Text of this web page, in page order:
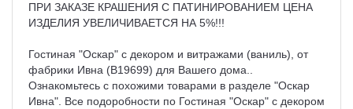
ПРИ ЗАКАЗЕ КРАШЕНИЯ С ПАТИНИРОВАНИЕМ ЦЕНА
ИЗДЕЛИЯ УВЕЛИЧИВАЕТСЯ НА 5%!!!
Гостиная "Оскар" с декором и витражами (ваниль), от
фабрики Ивна (B19699) для Вашего дома..
Ознакомьтесь с похожими товарами в разделе "Оскар
Ивна". Все подоробности по Гостиная "Оскар" с декором